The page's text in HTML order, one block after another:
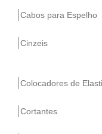
Cabos para Espelho
Cinzeis
Colocadores de
Cortantes